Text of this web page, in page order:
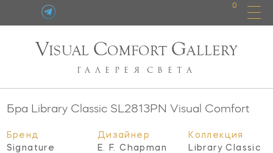
0
VISUAL COMFORT GALLERY
ГАЛЕРЕЯ СВЕТА
Бра Library Classic SL2813PN Visual Comfort
Бренд
Signature
Дизайнер
E. F. Chapman
Коллекция
Library Classic